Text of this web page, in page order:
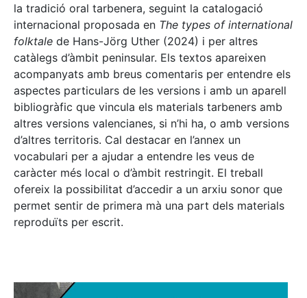
la tradició oral tarbenera, seguint la catalogació
internacional proposada en The types of international
folktale de Hans-Jörg Uther (2024) i per altres
catàlegs d’àmbit peninsular. Els textos apareixen
acompanyats amb breus comentaris per entendre els
aspectes particulars de les versions i amb un aparell
bibliogràfic que vincula els materials tarbeners amb
altres versions valencianes, si n’hi ha, o amb versions
d’altres territoris. Cal destacar en l’annex un
vocabulari per a ajudar a entendre les veus de
caràcter més local o d’àmbit restringit. El treball
ofereix la possibilitat d’accedir a un arxiu sonor que
permet sentir de primera mà una part dels materials
reproduïts per escrit.